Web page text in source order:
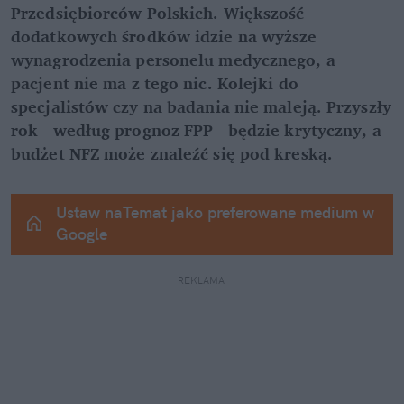
Przedsiębiorców Polskich. Większość
dodatkowych środków idzie na wyższe
wynagrodzenia personelu medycznego, a
pacjent nie ma z tego nic. Kolejki do
specjalistów czy na badania nie maleją. Przyszły
rok - według prognoz FPP - będzie krytyczny, a
budżet NFZ może znaleźć się pod kreską.
Ustaw naTemat jako preferowane medium w
Google
REKLAMA